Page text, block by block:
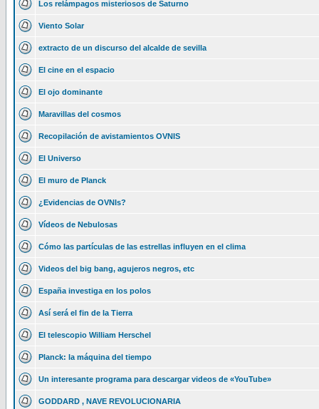
Los relámpagos misteriosos de Saturno
Viento Solar
extracto de un discurso del alcalde de sevilla
El cine en el espacio
El ojo dominante
Maravillas del cosmos
Recopilación de avistamientos OVNIS
El Universo
El muro de Planck
¿Evidencias de OVNIs?
Vídeos de Nebulosas
Cómo las partículas de las estrellas influyen en el clima
Videos del big bang, agujeros negros, etc
España investiga en los polos
Así será el fin de la Tierra
El telescopio William Herschel
Planck: la máquina del tiempo
Un interesante programa para descargar videos de «YouTube»
GODDARD , NAVE REVOLUCIONARIA